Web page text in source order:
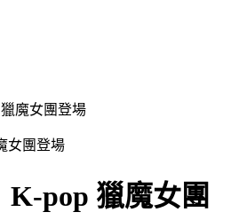
獵魔女團登場
K-pop 獵魔女團